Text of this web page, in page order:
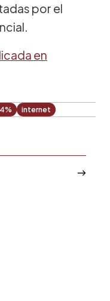
por el
en
internet